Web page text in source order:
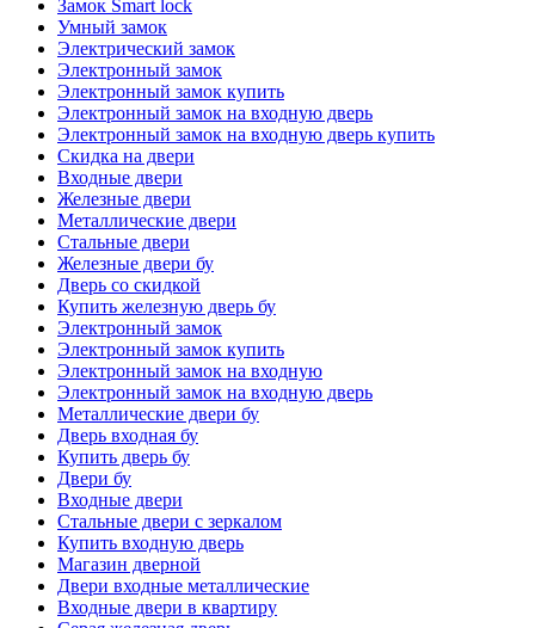
Замок Smart lock
Умный замок
Электрический замок
Электронный замок
Электронный замок купить
Электронный замок на входную дверь
Электронный замок на входную дверь купить
Скидка на двери
Входные двери
Железные двери
Металлические двери
Стальные двери
Железные двери бу
Дверь со скидкой
Купить железную дверь бу
Электронный замок
Электронный замок купить
Электронный замок на входную
Электронный замок на входную дверь
Металлические двери бу
Дверь входная бу
Купить дверь бу
Двери бу
Входные двери
Стальные двери с зеркалом
Купить входную дверь
Магазин дверной
Двери входные металлические
Входные двери в квартиру